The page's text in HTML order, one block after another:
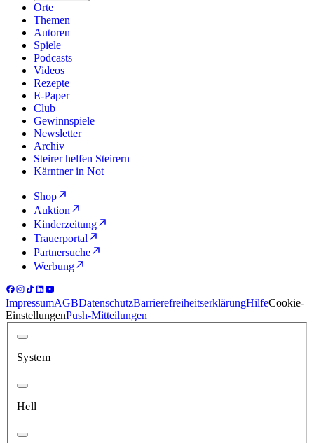
Orte
Themen
Autoren
Spiele
Podcasts
Videos
Rezepte
E-Paper
Club
Gewinnspiele
Newsletter
Archiv
Steirer helfen Steirern
Kärntner in Not
Shop
Auktion
Kinderzeitung
Trauerportal
Partnersuche
Werbung
ImpressumAGBDatenschutzBarrierefreiheitserklärungHilfeCookie-
EinstellungenPush-Mitteilungen
System
Hell